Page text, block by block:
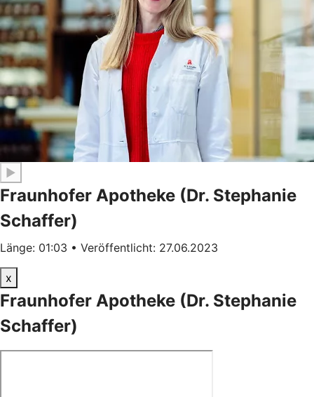
▶
Fraunhofer Apotheke (Dr. Stephanie
Schaffer)
Länge: 01:03 • Veröffentlicht: 27.06.2023
x
Fraunhofer Apotheke (Dr. Stephanie
Schaffer)